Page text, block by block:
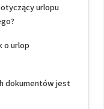
urlopu
o urlop
dokumentów jest